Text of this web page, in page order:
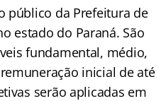
público da Prefeitura de
estado do Paraná. São
fundamental, médio,
inicial de até
serão aplicadas em